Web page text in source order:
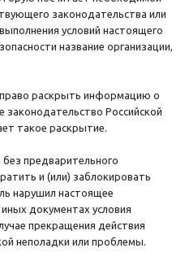
законодательства или
условий настоящего
название организации,
раскрыть информацию о
Российской
такое раскрытие.
предварительного
и (или) заблокировать
нарушил настоящее
документах условия
прекращения действия
неполадки или проблемы.